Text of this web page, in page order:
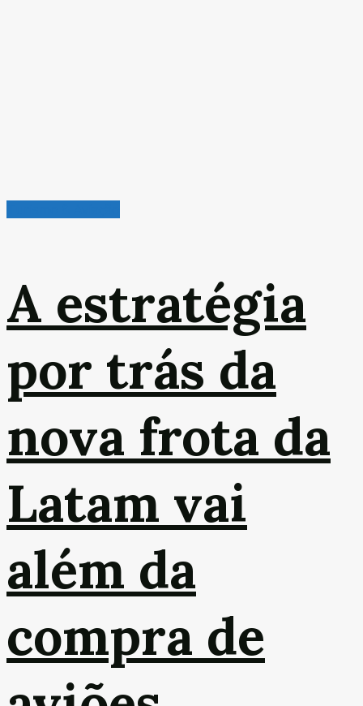
A estratégia
por trás da
nova frota da
Latam vai
além da
compra de